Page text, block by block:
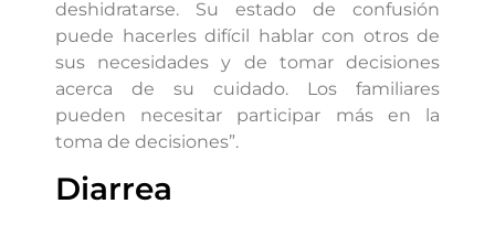
deshidratarse. Su estado de confusión
puede hacerles difícil hablar con otros de
sus necesidades y de tomar decisiones
acerca de su cuidado. Los familiares
pueden necesitar participar más en la
toma de decisiones”.
Diarrea